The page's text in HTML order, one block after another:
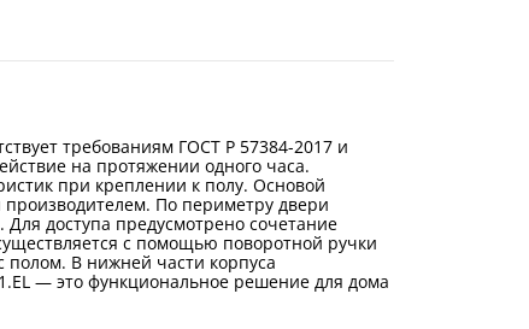
требованиям ГОСТ Р 57384-2017 и
на протяжении одного часа.
при креплении к полу. Основой
По периметру двери
доступа предусмотрено сочетание
с помощью поворотной ручки
полом. В нижней части корпуса
— это функциональное решение для дома